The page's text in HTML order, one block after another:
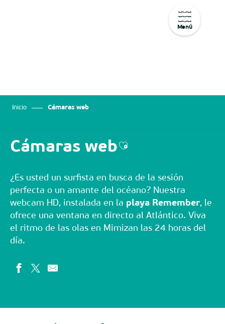
Menú
Inicio Cámaras web
Cámaras webAjouter aux favoris
¿Es usted un surfista en busca de la sesión
perfecta o un amante del océano? Nuestra
webcam HD, instalada en la playa Remember, le
ofrece una ventana en directo al Atlántico. Viva
el ritmo de las olas en Mimizan las 24 horas del
día.